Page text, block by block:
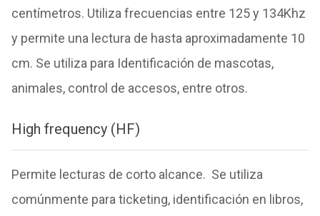
centímetros. Utiliza frecuencias entre 125 y 134Khz
y permite una lectura de hasta aproximadamente 10
cm. Se utiliza para Identificación de mascotas,
animales, control de accesos, entre otros.
High frequency (HF)
Permite lecturas de corto alcance. Se utiliza
comúnmente para ticketing, identificación en libros,